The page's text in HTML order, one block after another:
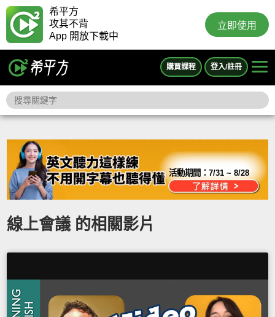
希平方
攻其不背
App 開放下載中
立即使用
購買課程 登入/註冊
活動期間：7/31 ~ 8/28
線上會議 的相關影片